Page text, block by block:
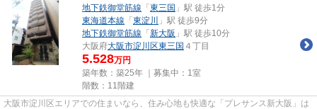
地下鉄御堂筋線 「 東三国 」駅 徒歩1分
東海道本線 「 東淀川
」駅 徒歩9分
地下鉄御堂筋線 「 新大阪 」駅 徒歩10分
大阪府大阪市淀川区東三国 ４丁目
5.528万円
築年数：築25年 ｜募集中： 1室
階数：11階建
大阪市淀川区エリアでの住まいなら、住み心地も快適な「プレサンス新大阪」は